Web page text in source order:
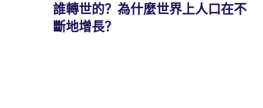
誰轉世的？為什麼世界上人口在不
斷地增長？